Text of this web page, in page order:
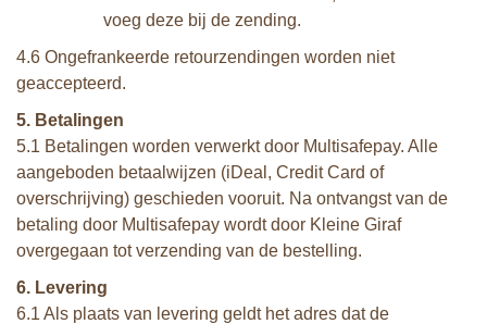
voeg deze bij de zending.
4.6 Ongefrankeerde retourzendingen worden niet
geaccepteerd.
5. Betalingen
5.1 Betalingen worden verwerkt door Multisafepay. Alle
aangeboden betaalwijzen (iDeal, Credit Card of
overschrijving) geschieden vooruit. Na ontvangst van de
betaling door Multisafepay wordt door Kleine Giraf
overgegaan tot verzending van de bestelling.
6. Levering
6.1 Als plaats van levering geldt het adres dat de